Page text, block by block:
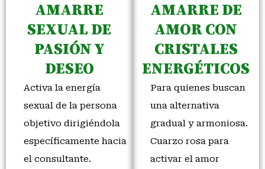
AMARRE
SEXUAL DE
PASIÓN Y
DESEO
Activa la energía
sexual de la persona
objetivo dirigiéndola
específicamente hacia
el consultante.
AMARRE DE
AMOR CON
CRISTALES
ENERGÉTICOS
Para quienes buscan
una alternativa
gradual y armoniosa.
Cuarzo rosa para
activar el amor